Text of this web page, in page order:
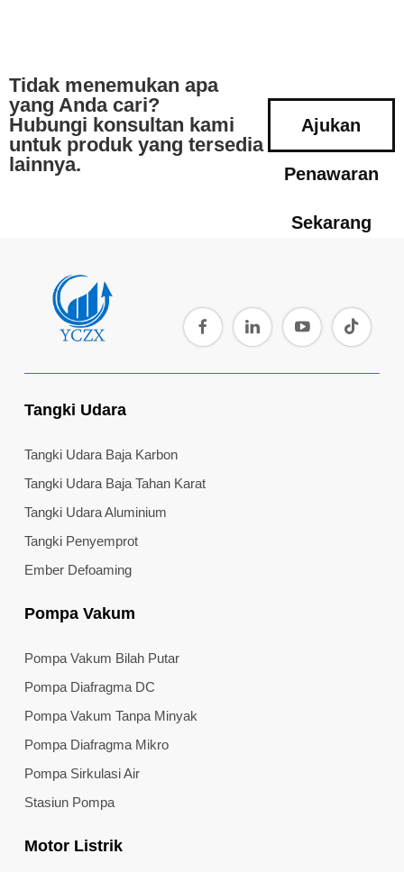
Tidak menemukan apa
yang Anda cari?
Hubungi konsultan kami
untuk produk yang tersedia
lainnya.
Ajukan
Penawaran
Sekarang
Tangki Udara
Tangki Udara Baja Karbon
Tangki Udara Baja Tahan Karat
Tangki Udara Aluminium
Tangki Penyemprot
Ember Defoaming
Pompa Vakum
Pompa Vakum Bilah Putar
Pompa Diafragma DC
Pompa Vakum Tanpa Minyak
Pompa Diafragma Mikro
Pompa Sirkulasi Air
Stasiun Pompa
Motor Listrik